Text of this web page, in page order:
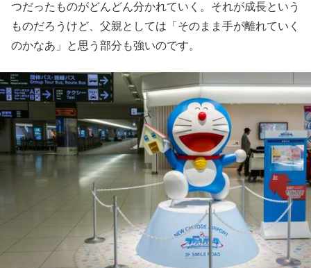
つだったものがどんどん分かれていく。それが成長という
ものだろうけど、父親としては「そのまま手が離れていく
のかなあ」と思う部分も強いのです。